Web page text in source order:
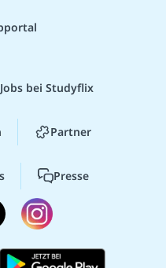
Jobs bei Studyflix
Partner
Presse